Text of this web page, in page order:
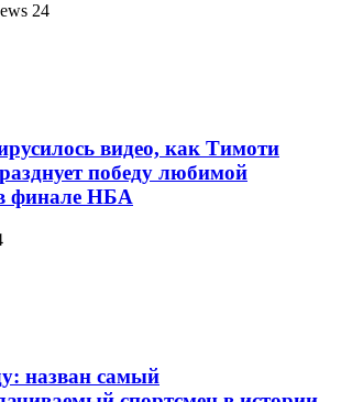
24
видео, как Тимоти
победу любимой
финале НБА
назван самый